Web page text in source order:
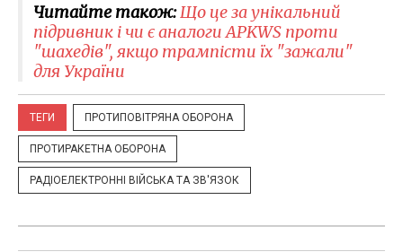
Читайте також:Що це за унікальний
підривник і чи є аналоги APKWS проти
"шахедів", якщо трампісти їх "зажали"
для України
ТЕГИ ПРОТИПОВІТРЯНА ОБОРОНА
ПРОТИРАКЕТНА ОБОРОНА
РАДІОЕЛЕКТРОННІ ВІЙСЬКА ТА ЗВ'ЯЗОК